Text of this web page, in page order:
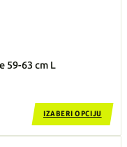
59-63 cm L
IZABERI OPCIJU